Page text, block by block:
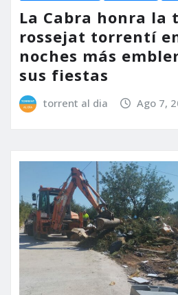
La Cabra honra la
rossejat torrentí
noches más
sus fiestas
torrent al dia Ago 7,